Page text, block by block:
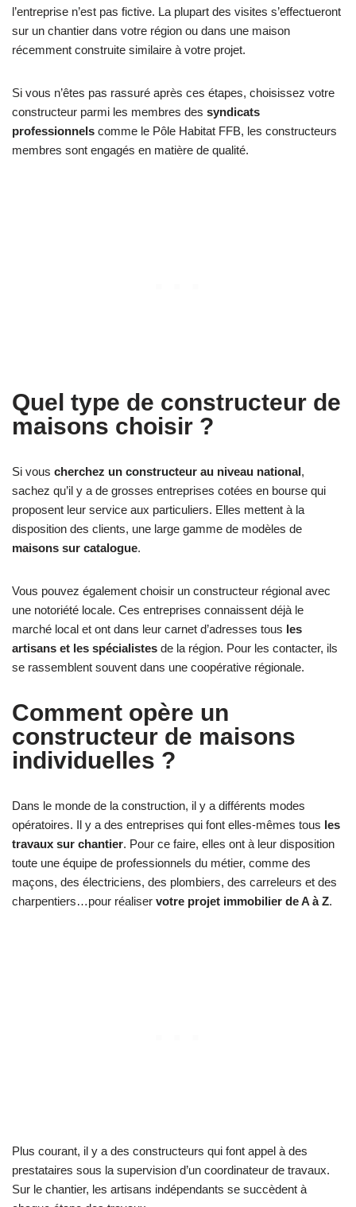
l’entreprise n’est pas fictive. La plupart des visites s’effectueront
sur un chantier dans votre région ou dans une maison
récemment construite similaire à votre projet.
Si vous n’êtes pas rassuré après ces étapes, choisissez votre
constructeur parmi les membres des syndicats
professionnels comme le Pôle Habitat FFB, les constructeurs
membres sont engagés en matière de qualité.
Quel type de constructeur de
maisons choisir ?
Si vous cherchez un constructeur au niveau national,
sachez qu’il y a de grosses entreprises cotées en bourse qui
proposent leur service aux particuliers. Elles mettent à la
disposition des clients, une large gamme de modèles de
maisons sur catalogue.
Vous pouvez également choisir un constructeur régional avec
une notoriété locale. Ces entreprises connaissent déjà le
marché local et ont dans leur carnet d’adresses tous les
artisans et les spécialistes de la région. Pour les contacter, ils
se rassemblent souvent dans une coopérative régionale.
Comment opère un
constructeur de maisons
individuelles ?
Dans le monde de la construction, il y a différents modes
opératoires. Il y a des entreprises qui font elles-mêmes tous les
travaux sur chantier. Pour ce faire, elles ont à leur disposition
toute une équipe de professionnels du métier, comme des
maçons, des électriciens, des plombiers, des carreleurs et des
charpentiers…pour réaliser votre projet immobilier de A à Z.
Plus courant, il y a des constructeurs qui font appel à des
prestataires sous la supervision d’un coordinateur de travaux.
Sur le chantier, les artisans indépendants se succèdent à